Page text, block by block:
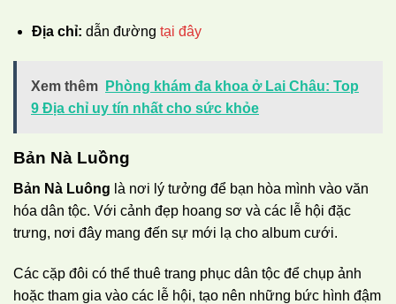
Địa chỉ: dẫn đường tại đây
Xem thêm
Phòng khám đa khoa ở Lai Châu: Top
9 Địa chỉ uy tín nhất cho sức khỏe
Bản Nà Luồng
Bản Nà Luông là nơi lý tưởng để bạn hòa mình vào văn
hóa dân tộc. Với cảnh đẹp hoang sơ và các lễ hội đặc
trưng, nơi đây mang đến sự mới lạ cho album cưới.
Các cặp đôi có thể thuê trang phục dân tộc để chụp ảnh
hoặc tham gia vào các lễ hội, tạo nên những bức hình đậm